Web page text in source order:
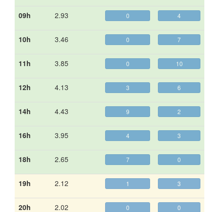
09h 2.93 0 4
10h 3.46 0 7
11h 3.85 0 10
12h 4.13 3 6
14h 4.43 9 2
16h 3.95 4 3
18h 2.65 7 0
19h 2.12 1 3
20h 2.02 0 0